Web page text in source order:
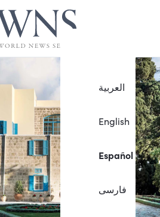
العربية
English
Español
فارسی